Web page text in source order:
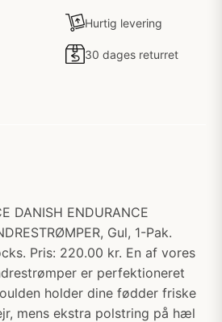
Hurtig levering
30 dages returret
DANISH ENDURANCE
Gul, 1-Pak.
Pris: 220.00 kr. En af vores
er perfektioneret
holder dine fødder friske
mens ekstra polstring på hæl